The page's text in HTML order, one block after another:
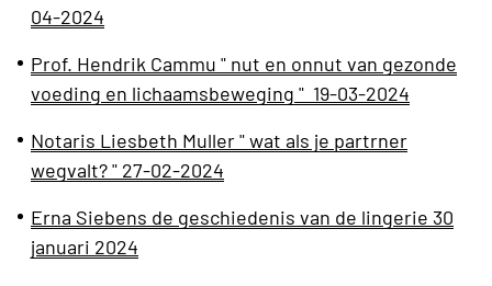
04-2024
Prof. Hendrik Cammu " nut en onnut van gezonde
voeding en lichaamsbeweging " 19-03-2024
Notaris Liesbeth Muller " wat als je partrner
wegvalt? " 27-02-2024
Erna Siebens de geschiedenis van de lingerie 30
januari 2024